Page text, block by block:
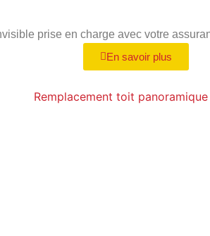
prise en charge avec votre
En savoir plus